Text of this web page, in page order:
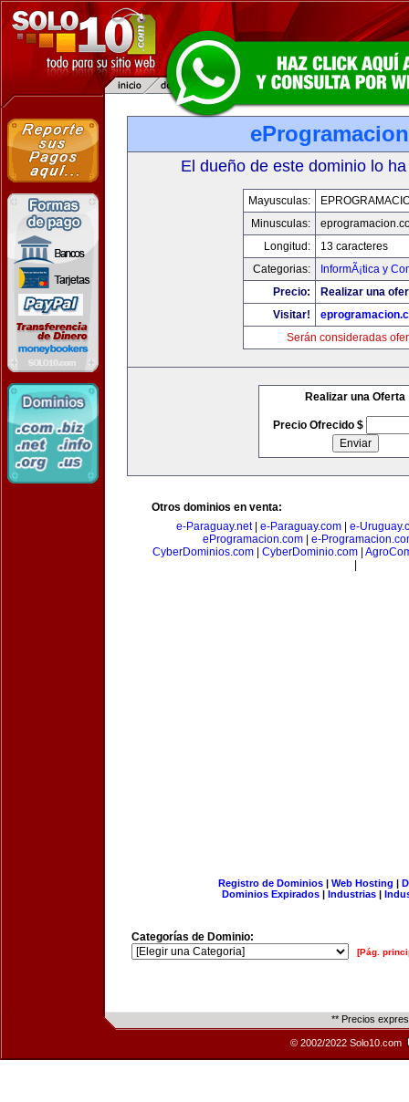
El dueño de este dominio lo
Mayusculas:
Minusculas:
Longitud:
13 caracteres
Categorias:
InformÃ¡tica y
Precio:
Realizar una
Visitar!
Serán consideradas
Realizar una Oferta
Precio Ofrecido $
Otros dominios en venta:
e-Paraguay.net| e-Paraguay.com
e-
eProgramacion.com| e-
CyberDominios.com| CyberDominio.com|
Registro de Dominios| Web Hosting |
Dominios Expirados | Industrias |
Categorías de Dominio:
[Pág.
** Precios
© 2002/2022 Solo10.com